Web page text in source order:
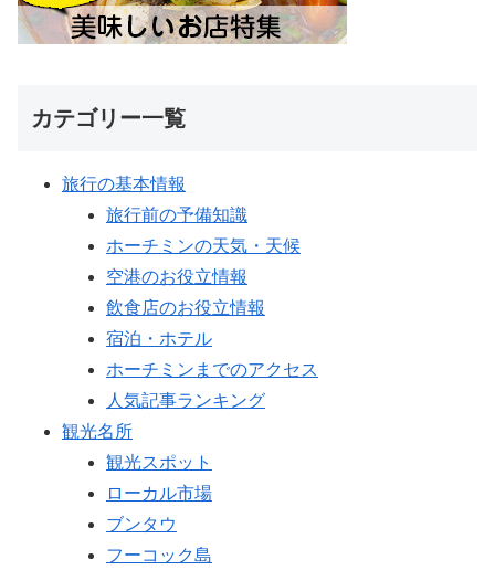
カテゴリー一覧
旅行の基本情報
旅行前の予備知識
ホーチミンの天気・天候
空港のお役立情報
飲食店のお役立情報
宿泊・ホテル
ホーチミンまでのアクセス
人気記事ランキング
観光名所
観光スポット
ローカル市場
ブンタウ
フーコック島